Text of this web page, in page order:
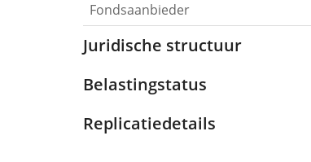
Fondsaanbieder
Juridische structuur
Belastingstatus
Replicatiedetails